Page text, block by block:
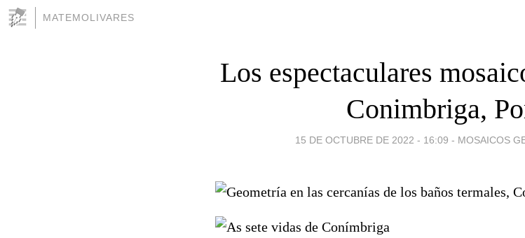
MATEMOLIVARES
Los espectaculares
Conimbriga,
15 DE OCTUBRE DE 2022 - 16:09 - MOSAICOS